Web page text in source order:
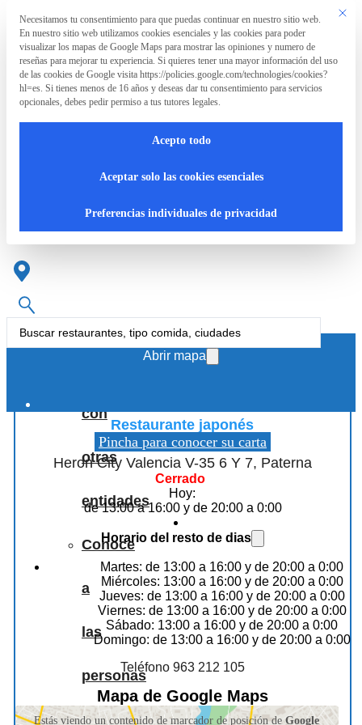
Saltar al contenido principal Saltar al pie de página
La
Asociación
La
accesibles
con
otras
entidades
Conoce
a
las
personas
que
RpT>
Paterna
Search
...
Abrir mapa
Restaurante japonés
Pincha para conocer su carta
Heron City Valencia V-35 6 Y 7, Paterna
Cerrado
Hoy:
de 13:00 a 16:00 y de 20:00 a 0:00
Horario del resto de dias
Martes: de 13:00 a 16:00 y de 20:00 a 0:00
Miércoles: 13:00 a 16:00 y de 20:00 a 0:00
Jueves: de 13:00 a 16:00 y de 20:00 a 0:00
Viernes: de 13:00 a 16:00 y de 20:00 a 0:00
Sábado: 13:00 a 16:00 y de 20:00 a 0:00
Domingo: de 13:00 a 16:00 y de 20:00 a 0:00
Teléfono 963 212 105
Mapa de Google Maps
Estás viendo un contenido de marcador de posición deGoogle
Este
Preferencia de privacidad
Necesitamos tu consentimiento para que puedas continuar en nuestro sitio web.
En nuestro sitio web utilizamos cookies esenciales y las cookies para poder
visualizar los mapas de Google Maps para mostrar las opiniones y numero de
reseñas para mejorar tu experiencia. Si quieres tener una mayor información del uso
de las cookies de Google visita https://policies.google.com/technologies/cookies?
hl=es. Si tienes menos de 16 años y deseas dar tu consentimiento para servicios
opcionales, debes pedir permiso a tus tutores legales.
Acepto todo
Aceptar solo las cookies esenciales
Preferencias individuales de privacidad